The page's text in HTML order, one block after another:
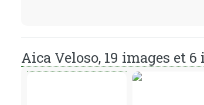
Aica Veloso, 19 images et